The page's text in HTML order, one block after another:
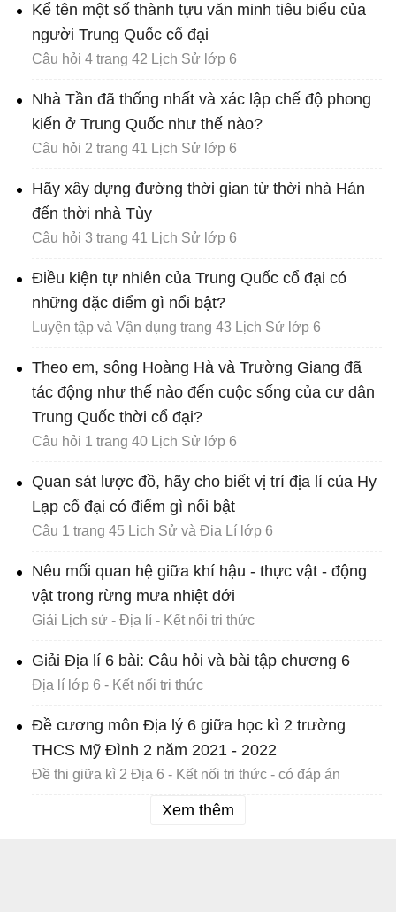
Kể tên một số thành tựu văn minh tiêu biểu của
người Trung Quốc cổ đại
Câu hỏi 4 trang 42 Lịch Sử lớp 6
Nhà Tần đã thống nhất và xác lập chế độ phong
kiến ở Trung Quốc như thế nào?
Câu hỏi 2 trang 41 Lịch Sử lớp 6
Hãy xây dựng đường thời gian từ thời nhà Hán
đến thời nhà Tùy
Câu hỏi 3 trang 41 Lịch Sử lớp 6
Điều kiện tự nhiên của Trung Quốc cổ đại có
những đặc điểm gì nổi bật?
Luyện tập và Vận dụng trang 43 Lịch Sử lớp 6
Theo em, sông Hoàng Hà và Trường Giang đã
tác động như thế nào đến cuộc sống của cư dân
Trung Quốc thời cổ đại?
Câu hỏi 1 trang 40 Lịch Sử lớp 6
Quan sát lược đồ, hãy cho biết vị trí địa lí của Hy
Lạp cổ đại có điểm gì nổi bật
Câu 1 trang 45 Lịch Sử và Địa Lí lớp 6
Nêu mối quan hệ giữa khí hậu - thực vật - động
vật trong rừng mưa nhiệt đới
Giải Lịch sử - Địa lí - Kết nối tri thức
Giải Địa lí 6 bài: Câu hỏi và bài tập chương 6
Địa lí lớp 6 - Kết nối tri thức
Đề cương môn Địa lý 6 giữa học kì 2 trường
THCS Mỹ Đình 2 năm 2021 - 2022
Đề thi giữa kì 2 Địa 6 - Kết nối tri thức - có đáp án
Xem thêm